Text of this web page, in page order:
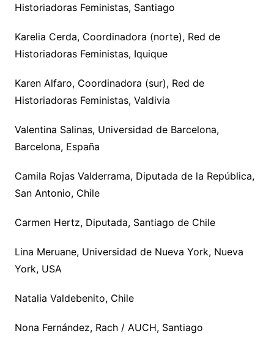
Historiadoras Feministas, Santiago
Karelia Cerda, Coordinadora (norte), Red de
Historiadoras Feministas, Iquique
Karen Alfaro, Coordinadora (sur), Red de
Historiadoras Feministas, Valdivia
Valentina Salinas, Universidad de Barcelona,
Barcelona, España
Camila Rojas Valderrama, Diputada de la República,
San Antonio, Chile
Carmen Hertz, Diputada, Santiago de Chile
Lina Meruane, Universidad de Nueva York, Nueva
York, USA
Natalia Valdebenito, Chile
Nona Fernández, Rach / AUCH, Santiago